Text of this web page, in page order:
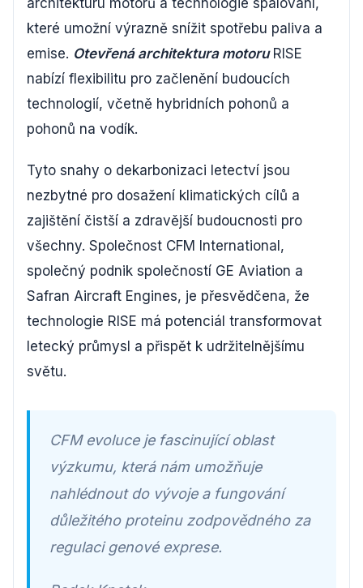
architekturu motorů a technologie spalování,
které umožní výrazně snížit spotřebu paliva a
emise. Otevřená architektura motoruRISE
nabízí flexibilitu pro začlenění budoucích
technologií, včetně hybridních pohonů a
pohonů na vodík.
Tyto snahy o dekarbonizaci letectví jsou
nezbytné pro dosažení klimatických cílů a
zajištění čistší a zdravější budoucnosti pro
všechny. Společnost CFM International,
společný podnik společností GE Aviation a
Safran Aircraft Engines, je přesvědčena, že
technologie RISE má potenciál transformovat
letecký průmysl a přispět k udržitelnějšímu
světu.
CFM evoluce je fascinující oblast
výzkumu, která nám umožňuje
nahlédnout do vývoje a fungování
důležitého proteinu zodpovědného za
regulaci genové exprese.